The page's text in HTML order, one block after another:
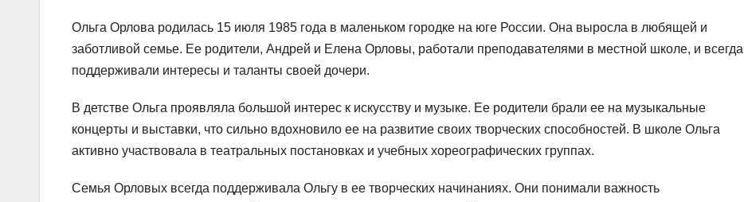
Ольга Орлова родилась 15 июля 1985 года в маленьком городке на юге России. Она выросла в любящей и
заботливой семье. Ее родители, Андрей и Елена Орловы, работали преподавателями в местной школе, и всегда
поддерживали интересы и таланты своей дочери.
В детстве Ольга проявляла большой интерес к искусству и музыке. Ее родители брали ее на музыкальные
концерты и выставки, что сильно вдохновило ее на развитие своих творческих способностей. В школе Ольга
активно участвовала в театральных постановках и учебных хореографических группах.
Семья Орловых всегда поддерживала Ольгу в ее творческих начинаниях. Они понимали важность